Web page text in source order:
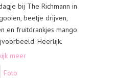
bij The Richmann in
beetje drijven,
en fruitdrankjes mango
Heerlijk.
meer
Foto